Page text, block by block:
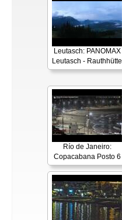
Leutasch: PANOMAX
Leutasch - Rauthhütte
Río de Janeiro:
Copacabana Posto 6